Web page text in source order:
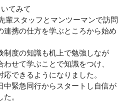
てみて
輩スタッフとマンツーマンで訪問
連携の仕方を学ぶところから始め
制度の知識も机上で勉強しなが
せて学ぶことで知識をつけ、
できるようになりました。
中緊急同行からスタートし自信が
。